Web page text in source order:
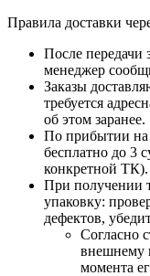
Правила доставки
После передачи
менеджер
Заказы
требуется
об этом заранее.
По прибытии на
бесплатно до 3
конкретной ТК).
При получении
упаковку:
дефектов,
Согласно
внешнему
момента